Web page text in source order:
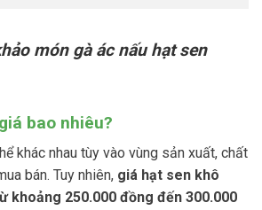
món gà ác nấu hạt sen
bao nhiêu?
khác nhau tùy vào vùng sản xuất, chất
bán. Tuy nhiên, giá hạt sen khô
khoảng 250.000 đồng đến 300.000